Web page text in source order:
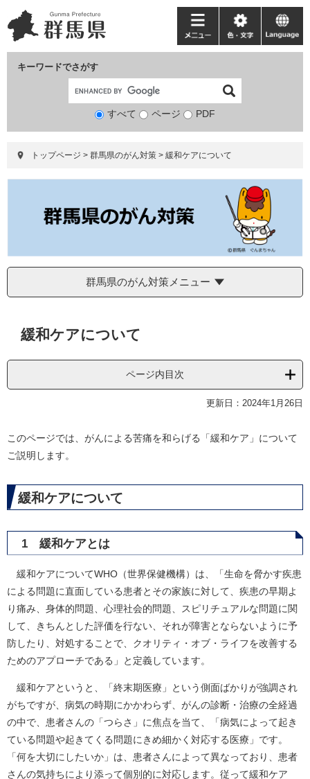
ー
ジ
ニ
ュ
て
キーワードでさがす
検
象
すべて ページ PDF
メ
ニ
ー
色・
文
language
トップページ > 群馬県のがん対策 > 緩和ケアについて
群馬県のがん対策メニュー
緩和ケアについて
ページ内目次
更新日：2024年1月26日
このページでは、がんによる苦痛を和らげる「緩和ケア」について
ご説明します。
緩和ケアについて
1 緩和ケアとは
緩和ケアについてWHO（世界保健機構）は、「生命を脅かす疾患
による問題に直面している患者とその家族に対して、疾患の早期よ
り痛み、身体的問題、心理社会的問題、スピリチュアルな問題に関
して、きちんとした評価を行ない、それが障害とならないように予
防したり、対処することで、クオリティ・オブ・ライフを改善する
ためのアプローチである」と定義しています。
緩和ケアというと、「終末期医療」という側面ばかりが強調され
がちですが、病気の時期にかかわらず、がんの診断・治療の全経過
の中で、患者さんの「つらさ」に焦点を当て、「病気によって起き
ている問題や起きてくる問題にきめ細かく対応する医療」です。
「何を大切にしたいか」は、患者さんによって異なっており、患者
さんの気持ちにより添って個別的に対応します。従って緩和ケア